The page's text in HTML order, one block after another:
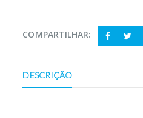
COMPARTILHAR:
DESCRIÇÃO